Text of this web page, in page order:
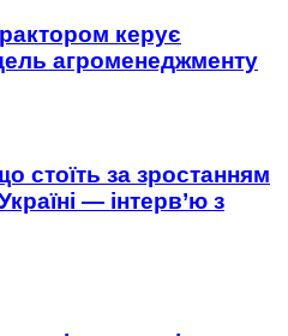
керує
агроменеджменту
стоїть за зростанням
— інтерв’ю з